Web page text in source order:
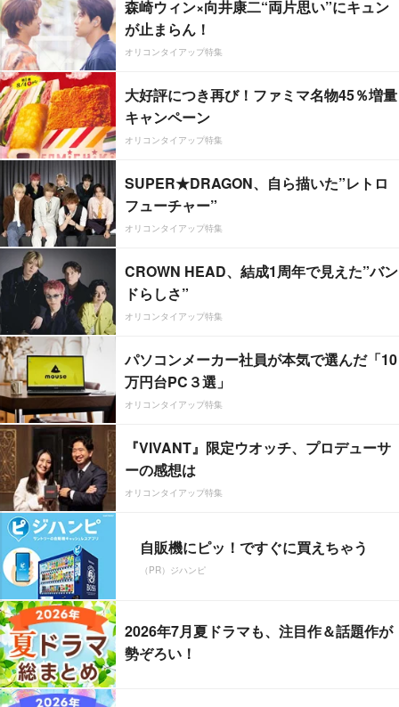
森崎ウィン×向井康二“両片思い”にキュン
が止まらん！
オリコンタイアップ特集
大好評につき再び！ファミマ名物45％増量
キャンペーン
オリコンタイアップ特集
SUPER★DRAGON、自ら描いた”レトロ
フューチャー”
オリコンタイアップ特集
CROWN HEAD、結成1周年で見えた”バン
ドらしさ”
オリコンタイアップ特集
パソコンメーカー社員が本気で選んだ「10
万円台PC３選」
オリコンタイアップ特集
『VIVANT』限定ウオッチ、プロデューサ
ーの感想は
オリコンタイアップ特集
自販機にピッ！ですぐに買えちゃう
（PR）ジハンピ
2026年7月夏ドラマも、注目作＆話題作が
勢ぞろい！